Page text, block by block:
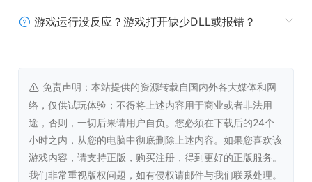
Windows
处理器:Inter Core i5-2300 / AMD FX-4350
内存:4 GB RAM
显卡:Nvidia GeForce GTX 460 768 MB /
AMD Radeon HD 6870 1 GB
存储空间:需要 8 GB 可用空间
游戏运行没反应？游戏打开缺少DLL或报错？
免责声明：本站提供的资源转载自国内外各大媒体和网
络，仅供试玩体验；不得将上述内容用于商业或者非法用
途，否则，一切后果请用户自负。您必须在下载后的24个
小时之内，从您的电脑中彻底删除上述内容。如果您喜欢该
游戏内容，请支持正版，购买注册，得到更好的正版服务。
我们非常重视版权问题，如有侵权请邮件与我们联系处理。